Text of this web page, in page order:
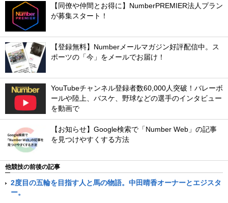
【同僚や仲間とお得に】NumberPREMIER法人プラン
が募集スタート！
【登録無料】Numberメールマガジン好評配信中。ス
ポーツの「今」をメールでお届け！
YouTubeチャンネル登録者数60,000人突破！バレーボ
ールや陸上、バスケ、野球などの選手のインタビュー
を動画で
【お知らせ】Google検索で「Number Web」の記事
を見つけやすくする方法
他競技の前後の記事
2度目の五輪を目指す人と馬の物語。中田晴香オーナーとエジスタ
ー。